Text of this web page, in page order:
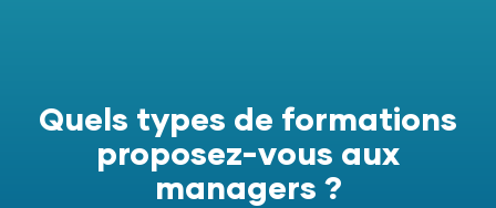
Quels types de formations
proposez-vous aux
managers ?